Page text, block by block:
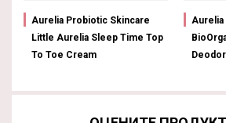
Aurelia Probiotic Skincare
Little Aurelia Sleep Time Top
To Toe Cream